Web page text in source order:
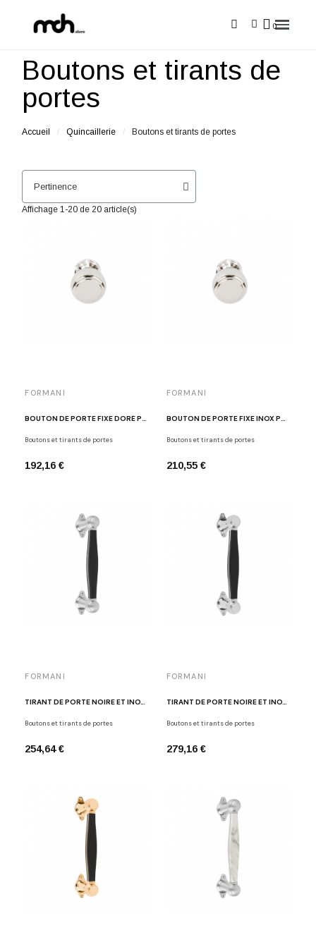
Boutons et tirants de
portes
Accueil Quincaillerie Boutons et tirants de portes
Affichage 1-20 de 20 article(s)
FORMANI
BOUTON DE PORTE FIXE DORÉ POLI LAZARO ROSA-VIOLAN LZ200V OL
Boutons et tirants de portes
192,16 €
FORMANI
BOUTON DE PORTE FIXE INOX POLI LAZARO ROSA-VIOLAN LZ200V IP
Boutons et tirants de portes
210,55 €
FORMANI
TIRANT DE PORTE NOIRE ET INOX BROSSÉ LAZARO ROSA-VIOLAN LZ185 INNM
Boutons et tirants de portes
254,64 €
FORMANI
TIRANT DE PORTE NOIRE ET INOX POLI LAZARO ROSA-VIOLAN LZ185 IPNM
Boutons et tirants de portes
279,16 €